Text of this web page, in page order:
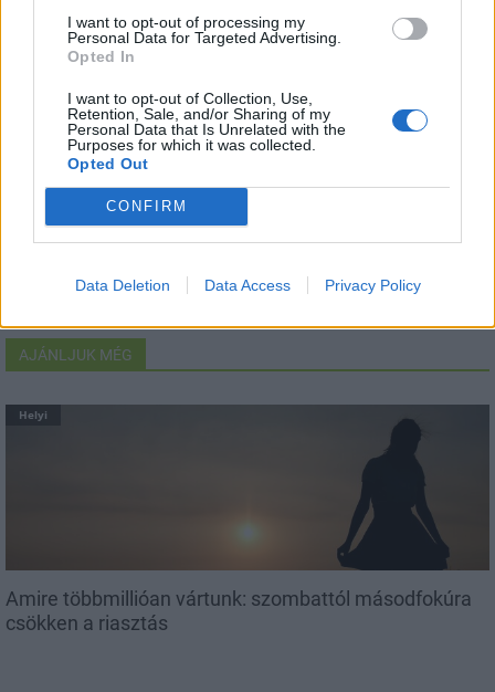
I want to opt-out of processing my
Personal Data for Targeted Advertising.
Opted In
I want to opt-out of Collection, Use,
Retention, Sale, and/or Sharing of my
Personal Data that Is Unrelated with the
Purposes for which it was collected.
Opted Out
CONFIRM
Data Deletion Data Access Privacy Policy
mérföldköve a felülvizsgálat
árnyékában?
AJÁNLJUK MÉG
Helyi
Amire többmillióan vártunk: szombattól másodfokúra
csökken a riasztás